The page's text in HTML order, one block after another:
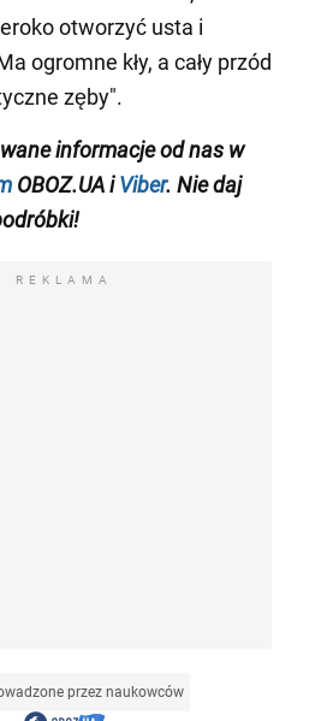
otworzyć usta i
ogromne kły, a cały przód
zęby".
informacje od nas w
OBOZ.UA iViber. Nie daj
REKLAMA
przez naukowców